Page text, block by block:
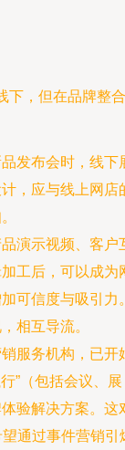
下，但在品牌整合
发布会时，线下
，应与线上网店
演示视频、客户
工后，可以成为
可信度与吸引力
相互导流。
服务机构，已开
”（包括会议、展
验解决方案。这
通过事件营销引